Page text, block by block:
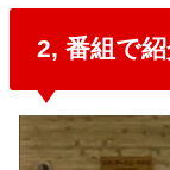
2, 番組で